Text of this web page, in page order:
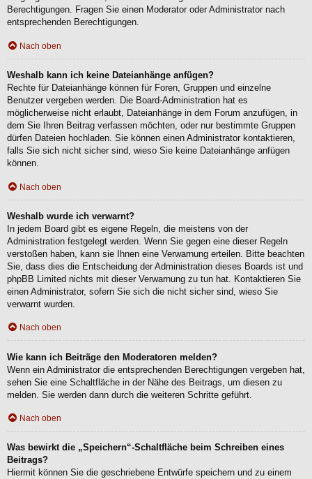
Berechtigungen. Fragen Sie einen Moderator oder Administrator nach
entsprechenden Berechtigungen.
Nach oben
Weshalb kann ich keine Dateianhänge anfügen?
Rechte für Dateianhänge können für Foren, Gruppen und einzelne
Benutzer vergeben werden. Die Board-Administration hat es
möglicherweise nicht erlaubt, Dateianhänge in dem Forum anzufügen, in
dem Sie Ihren Beitrag verfassen möchten, oder nur bestimmte Gruppen
dürfen Dateien hochladen. Sie können einen Administrator kontaktieren,
falls Sie sich nicht sicher sind, wieso Sie keine Dateianhänge anfügen
können.
Nach oben
Weshalb wurde ich verwarnt?
In jedem Board gibt es eigene Regeln, die meistens von der
Administration festgelegt werden. Wenn Sie gegen eine dieser Regeln
verstoßen haben, kann sie Ihnen eine Verwarnung erteilen. Bitte beachten
Sie, dass dies die Entscheidung der Administration dieses Boards ist und
phpBB Limited nichts mit dieser Verwarnung zu tun hat. Kontaktieren Sie
einen Administrator, sofern Sie sich die nicht sicher sind, wieso Sie
verwarnt wurden.
Nach oben
Wie kann ich Beiträge den Moderatoren melden?
Wenn ein Administrator die entsprechenden Berechtigungen vergeben hat,
sehen Sie eine Schaltfläche in der Nähe des Beitrags, um diesen zu
melden. Sie werden dann durch die weiteren Schritte geführt.
Nach oben
Was bewirkt die „Speichern“-Schaltfläche beim Schreiben eines
Beitrags?
Hiermit können Sie die geschriebene Entwürfe speichern und zu einem